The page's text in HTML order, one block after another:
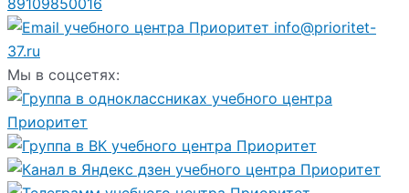
89109850016
info@prioritet-
37.ru
Мы в соцсетях: